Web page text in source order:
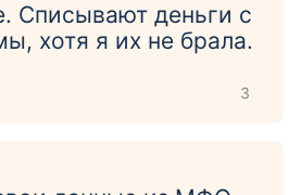
Списывают деньги с
хотя я их не брала.
3